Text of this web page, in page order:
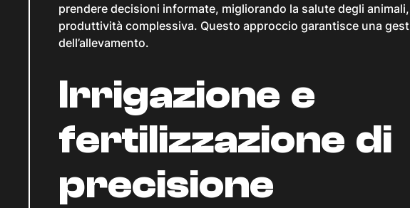
prendere decisioni informate, migliorando la salute degli
produttività complessiva. Questo approccio garantisce una
dell’allevamento.
Irrigazione e
fertilizzazione di
precisione